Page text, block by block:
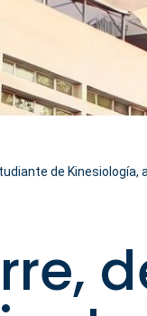
de Kinesiología,